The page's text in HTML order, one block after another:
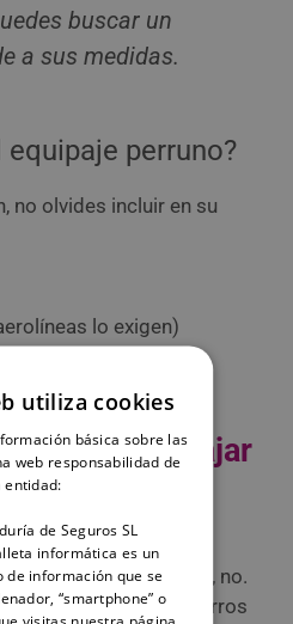
buscar un
a sus medidas.
equipaje perruno?
no olvides incluir en su
lo exigen)
permiten viajar
avión en cualquier
Lamentablemente, no.
permiten viajar con perros
utiliza cookies
básica sobre las
web responsabilidad de
entidad:
de Seguros SL
informática es un
de información que se
“smartphone” o